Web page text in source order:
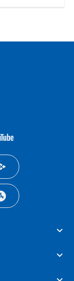
youtube-